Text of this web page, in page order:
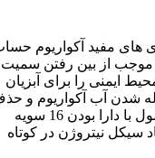
های مفید آکواریوم
موجب از بین رفتن
ایمنی را برای آبزیان
شدن آب آکواریوم و
بوی بد آکواریوم نیز میگردند. این محصول با دارا بودن 16 سویه
نیتروژن در کوتاه